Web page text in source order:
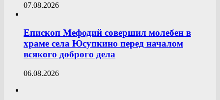
07.08.2026
Епископ Мефодий совершил молебен в
храме села Юсупкино перед началом
всякого доброго дела
06.08.2026